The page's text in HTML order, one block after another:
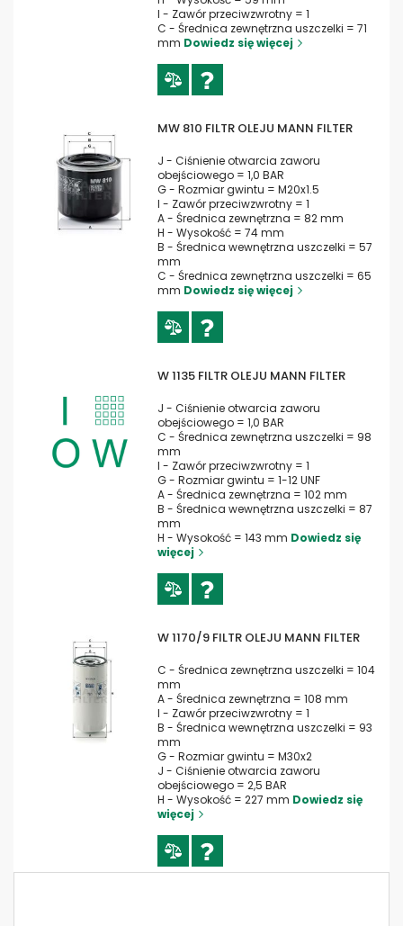
I - Zawór przeciwzwrotny = 1
C - Średnica zewnętrzna uszczelki = 71
mm Dowiedz się więcej
MW 810 FILTR OLEJU MANN FILTER
J - Ciśnienie otwarcia zaworu
obejściowego = 1,0 BAR
G - Rozmiar gwintu = M20x1.5
I - Zawór przeciwzwrotny = 1
A - Średnica zewnętrzna = 82 mm
H - Wysokość = 74 mm
B - Średnica wewnętrzna uszczelki = 57
mm
C - Średnica zewnętrzna uszczelki = 65
mm Dowiedz się więcej
W 1135 FILTR OLEJU MANN FILTER
J - Ciśnienie otwarcia zaworu
obejściowego = 1,0 BAR
C - Średnica zewnętrzna uszczelki = 98
mm
I - Zawór przeciwzwrotny = 1
G - Rozmiar gwintu = 1-12 UNF
A - Średnica zewnętrzna = 102 mm
B - Średnica wewnętrzna uszczelki = 87
mm
H - Wysokość = 143 mm Dowiedz się
więcej
W 1170/9 FILTR OLEJU MANN FILTER
C - Średnica zewnętrzna uszczelki = 104
mm
A - Średnica zewnętrzna = 108 mm
I - Zawór przeciwzwrotny = 1
B - Średnica wewnętrzna uszczelki = 93
mm
G - Rozmiar gwintu = M30x2
J - Ciśnienie otwarcia zaworu
obejściowego = 2,5 BAR
H - Wysokość = 227 mm Dowiedz się
więcej